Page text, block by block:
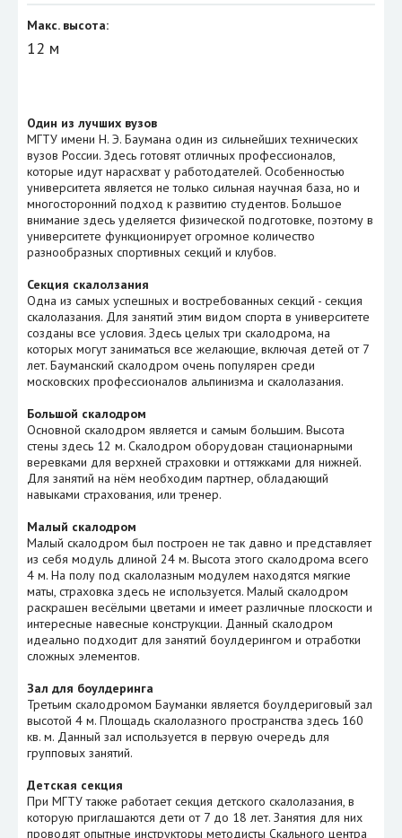
Макс. высота:
12 м
Один из лучших вузов
МГТУ имени Н. Э. Баумана один из сильнейших технических
вузов России. Здесь готовят отличных профессионалов,
которые идут нарасхват у работодателей. Особенностью
университета является не только сильная научная база, но и
многосторонний подход к развитию студентов. Большое
внимание здесь уделяется физической подготовке, поэтому в
университете функционирует огромное количество
разнообразных спортивных секций и клубов.
Секция скалолзания
Одна из самых успешных и востребованных секций - секция
скалолазания. Для занятий этим видом спорта в университете
созданы все условия. Здесь целых три скалодрома, на
которых могут заниматься все желающие, включая детей от 7
лет. Бауманский скалодром очень популярен среди
московских профессионалов альпинизма и скалолазания.
Большой скалодром
Основной скалодром является и самым большим. Высота
стены здесь 12 м. Скалодром оборудован стационарными
веревками для верхней страховки и оттяжками для нижней.
Для занятий на нём необходим партнер, обладающий
навыками страхования, или тренер.
Малый скалодром
Малый скалодром был построен не так давно и представляет
из себя модуль длиной 24 м. Высота этого скалодрома всего
4 м. На полу под скалолазным модулем находятся мягкие
маты, страховка здесь не используется. Малый скалодром
раскрашен весёлыми цветами и имеет различные плоскости и
интересные навесные конструкции. Данный скалодром
идеально подходит для занятий боулдерингом и отработки
сложных элементов.
Зал для боулдеринга
Третьим скалодромом Бауманки является боулдериговый зал
высотой 4 м. Площадь скалолазного пространства здесь 160
кв. м. Данный зал используется в первую очередь для
групповых занятий.
Детская секция
При МГТУ также работает секция детского скалолазания, в
которую приглашаются дети от 7 до 18 лет. Занятия для них
проводят опытные инструкторы методисты Скального центра